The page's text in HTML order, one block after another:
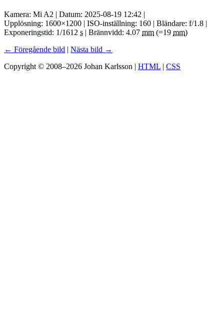
Kamera: Mi A2 | Datum: 2025-08-19 12:42 |
Upplösning: 1600×1200 | ISO-inställning: 160 | Bländare: f/1.8 |
Exponeringstid: 1/1612 s | Brännvidd: 4.07 mm (=19 mm)
← Föregående bild | Nästa bild →
Copyright © 2008–2026 Johan Karlsson | HTML | CSS